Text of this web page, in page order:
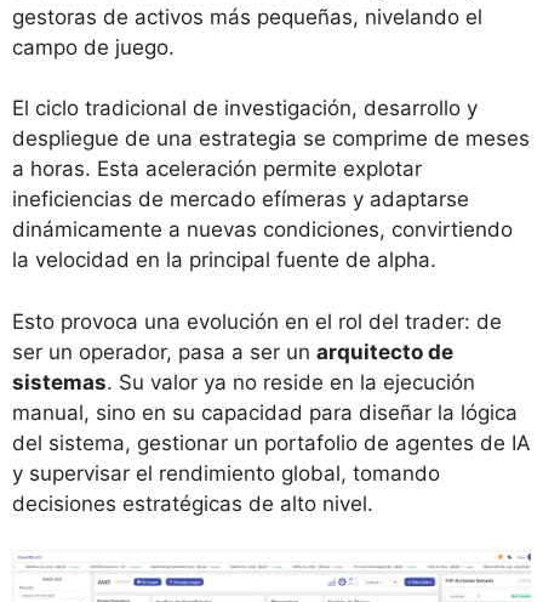
gestoras de activos más pequeñas, nivelando el
campo de juego.
El ciclo tradicional de investigación, desarrollo y
despliegue de una estrategia se comprime de meses
a horas. Esta aceleración permite explotar
ineficiencias de mercado efímeras y adaptarse
dinámicamente a nuevas condiciones, convirtiendo
la velocidad en la principal fuente de alpha.
Esto provoca una evolución en el rol del trader: de
ser un operador, pasa a ser un arquitecto de
sistemas. Su valor ya no reside en la ejecución
manual, sino en su capacidad para diseñar la lógica
del sistema, gestionar un portafolio de agentes de IA
y supervisar el rendimiento global, tomando
decisiones estratégicas de alto nivel.